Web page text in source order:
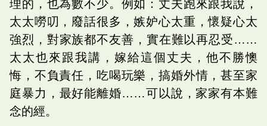
理的，也為數不少。例如：丈夫跑來跟我說，
太太嘮叨，廢話很多，嫉妒心太重，懷疑心太
強烈，對家族都不友善，實在難以再忍受……
太太也來跟我講，嫁給這個丈夫，他不勝懊
悔，不負責任，吃喝玩樂，搞婚外情，甚至家
庭暴力，最好能離婚……可以說，家家有本難
念的經。